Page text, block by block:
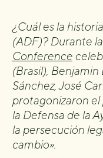
¿Cuál es la
(ADF)? Durante la
Conference
(Brasil),
Sánchez, José
protagonizaron el
la Defensa de la
la persecución
cambio».